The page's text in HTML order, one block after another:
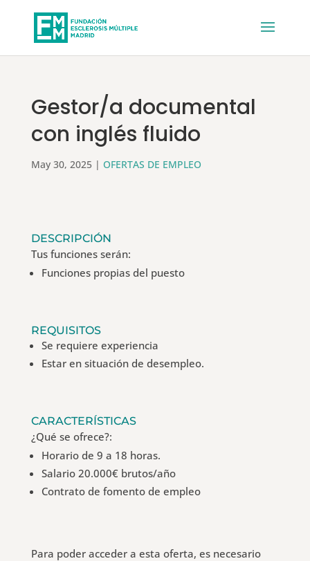
Gestor/a documental
con inglés fluido
May 30, 2025| OFERTAS DE EMPLEO
DESCRIPCIÓN
Tus funciones serán:
Funciones propias del puesto
REQUISITOS
Se requiere experiencia
Estar en situación de desempleo.
CARACTERÍSTICAS
¿Qué se ofrece?:
Horario de 9 a 18 horas.
Salario 20.000€ brutos/año
Contrato de fomento de empleo
Para poder acceder a esta oferta, es necesario